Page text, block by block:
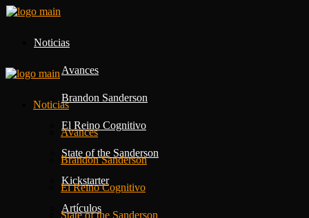
Noticias
Avances
Brandon Sanderson
El Reino Cognitivo
State of the Sanderson
Kickstarter
Artículos
Noticias
Avances
Brandon Sanderson
El Reino Cognitivo
State of the Sanderson